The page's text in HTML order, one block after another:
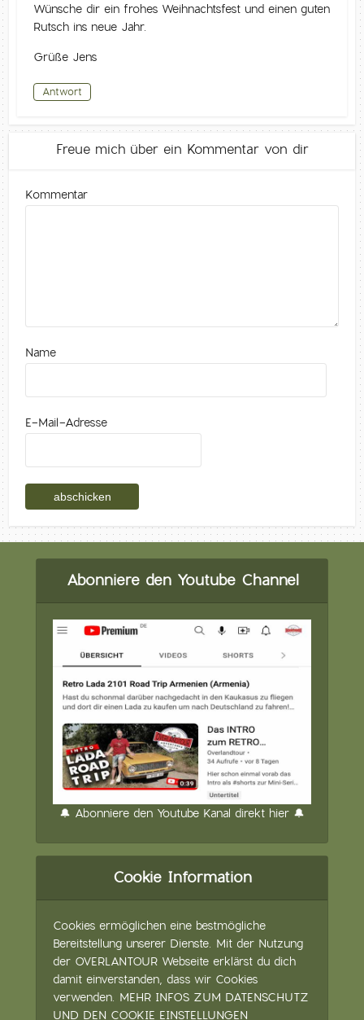
Wünsche dir ein frohes Weihnachtsfest und einen guten
Rutsch ins neue Jahr.
Grüße Jens
Antwort
Freue mich über ein Kommentar von dir
Kommentar
Name
E-Mail-Adresse
Abonniere den Youtube Channel
🔔 Abonniere den Youtube Kanal direkt hier 🔔
Cookie Information
Cookies ermöglichen eine bestmögliche
Bereitstellung unserer Dienste. Mit der Nutzung
der OVERLANTOUR Webseite erklärst du dich
damit einverstanden, dass wir Cookies
verwenden. MEHR INFOS ZUM DATENSCHUTZ
UND DEN COOKIE EINSTELLUNGEN